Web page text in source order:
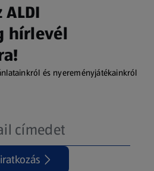
hírlevél
és nyereményjátékainkról